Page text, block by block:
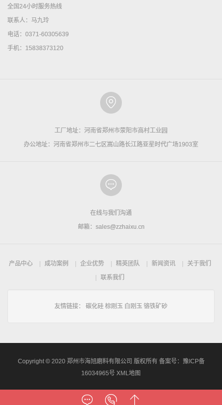
全国24小时服务热线
联系人：马九玲
电话：0371-60305639
手机：15838373120
工厂地址：河南省郑州市荥阳市高村工业园
办公地址：河南省郑州市二七区嵩山路长江路亚星时代广场1903室
在线与我们沟通
邮箱：sales@zzhaixu.cn
产品中心 成功案例 企业优势 精英团队 新闻资讯
关于我们
联系我们
友情链接： 碳化硅 棕刚玉 白刚玉 铬铁矿砂
Copyright © 2020 郑州市海旭磨料有限公司 版权所有 备案号： 豫ICP备
16034965号 XML地图